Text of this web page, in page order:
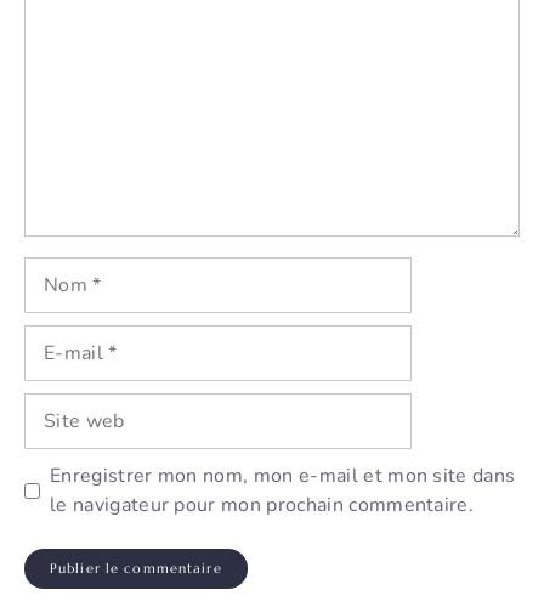
Nom
mail
Site
web
Enregistrer mon nom, mon e-mail et mon site dans
le navigateur pour mon prochain commentaire.